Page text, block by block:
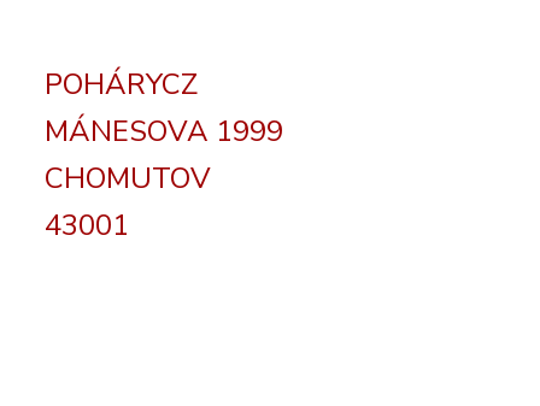
POHÁRYCZ
MÁNESOVA 1999
CHOMUTOV
43001